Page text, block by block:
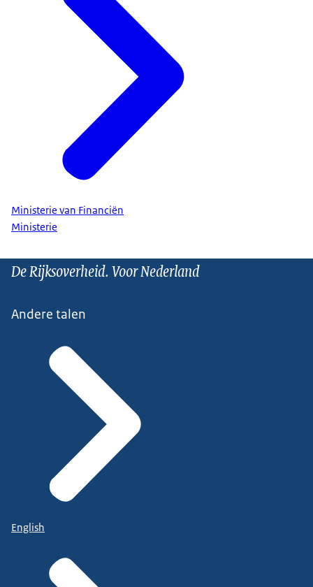
Ministerie van Financiën
Ministerie
De Rijksoverheid. Voor Nederland
Andere talen
English